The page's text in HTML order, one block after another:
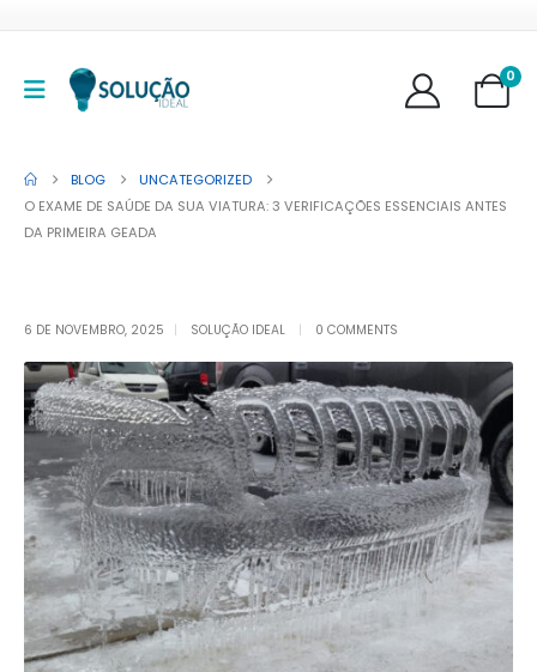
0
BLOG
UNCATEGORIZED
O EXAME DE SAÚDE DA SUA VIATURA: 3 VERIFICAÇÕES ESSENCIAIS ANTES
DA PRIMEIRA GEADA
6 DE NOVEMBRO, 2025 SOLUÇÃO IDEAL 0 COMMENTS